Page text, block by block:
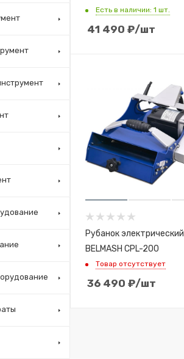
Есть в наличии: 1 шт.
41 490 ₽/шт
Рубанок электрический
BELMASH CPL-200
Товар отсутствует
36 490 ₽/шт